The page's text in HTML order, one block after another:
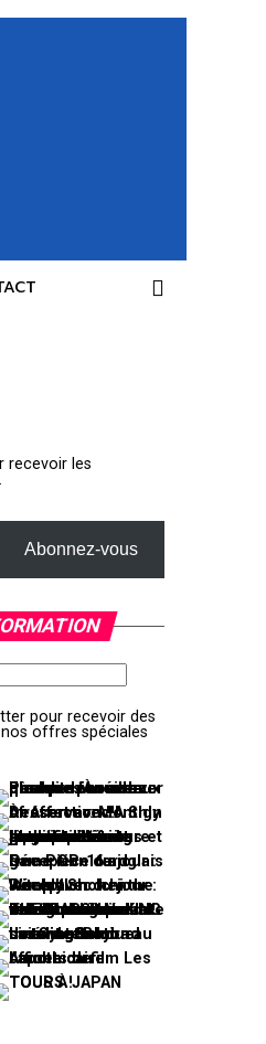
recevoir les
Abonnez-vous
pour recevoir des
offres spéciales